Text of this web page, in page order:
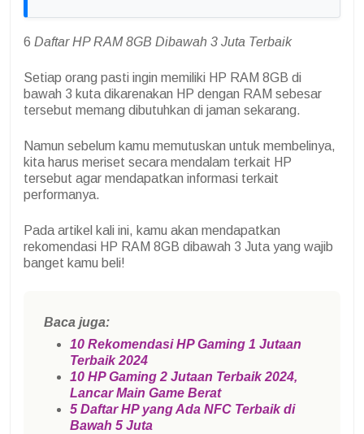
6 Daftar HP RAM 8GB Dibawah 3 Juta Terbaik
Setiap orang pasti ingin memiliki HP RAM 8GB di
bawah 3 kuta dikarenakan HP dengan RAM sebesar
tersebut memang dibutuhkan di jaman sekarang.
Namun sebelum kamu memutuskan untuk membelinya,
kita harus meriset secara mendalam terkait HP
tersebut agar mendapatkan informasi terkait
performanya.
Pada artikel kali ini, kamu akan mendapatkan
rekomendasi HP RAM 8GB dibawah 3 Juta yang wajib
banget kamu beli!
Baca juga:
10 Rekomendasi HP Gaming 1 Jutaan
Terbaik 2024
10 HP Gaming 2 Jutaan Terbaik 2024,
Lancar Main Game Berat
5 Daftar HP yang Ada NFC Terbaik di
Bawah 5 Juta